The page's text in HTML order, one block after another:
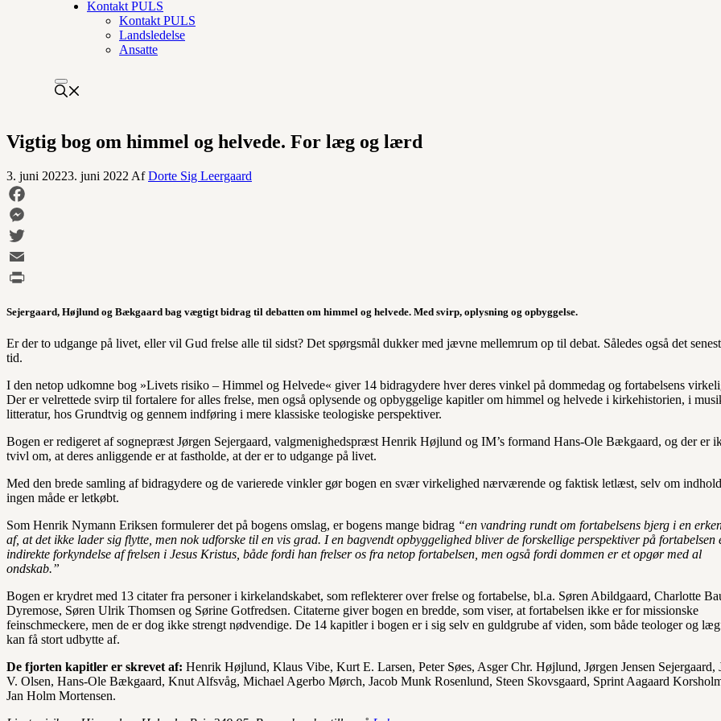
Kontakt PULS
Kontakt PULS
Landsledelse
Ansatte
Vigtig bog om himmel og helvede. For læg og lærd
3. juni 20223. juni 2022 AfDorte Sig Leergaard
Facebook
Messenger
Twitter
Email
Sejergaard, Højlund og Bækgaard bag vægtigt bidrag til debatten om himmel og helvede. Med svirp, oplysning og opbyggelse.
Er der to udgange på livet, eller vil Gud frelse alle til sidst? Det spørgsmål dukker med jævne mellemrum op til debat. Således også det
tid.
I den netop udkomne bog »Livets risiko – Himmel og Helvede« giver 14 bidragydere hver deres vinkel på dommedag og fortabelsens
Der er velrettede svirp til fortalere for alles frelse, men også oplysende og opbyggelige kapitler om himmel og helvede i kirkehistorien, i
litteratur, hos Grundtvig og gennem indføring i mere klassiske teologiske perspektiver.
Bogen er redigeret af sognepræst Jørgen Sejergaard, valgmenighedspræst Henrik Højlund og IM’s formand Hans-Ole Bækgaard, og der er
tvivl om, at deres anliggende er at fastholde, at der er to udgange på livet.
Med den brede samling af bidragydere og de varierede vinkler gør bogen en svær virkelighed nærværende og faktisk letlæst, selv om
ingen måde er letkøbt.
Som Henrik Nymann Eriksen formulerer det på bogens omslag, er bogens mange bidrag “en vandring rundt om fortabelsens bjerg i en
af, at det ikke lader sig flytte, men nok udforske til en vis grad. I en bagvendt opbyggelighed bliver de forskellige perspektiver på fortabelsen
indirekte forkyndelse af frelsen i Jesus Kristus, både fordi han frelser os fra netop fortabelsen, men også fordi dommen er et opgør med al
ondskab.”
Bogen er krydret med 13 citater fra personer i kirkelandskabet, som reflekterer over frelse og fortabelse, bl.a. Søren Abildgaard, Charlotte
Dyremose, Søren Ulrik Thomsen og Sørine Gotfredsen. Citaterne giver bogen en bredde, som viser, at fortabelsen ikke er for missionske
feinschmeckere, men de er dog ikke strengt nødvendige. De 14 kapitler i bogen er i sig selv en guldgrube af viden, som både teologer og
kan få stort udbytte af.
De fjorten kapitler er skrevet af: Henrik Højlund, Klaus Vibe, Kurt E. Larsen, Peter Søes, Asger Chr. Højlund, Jørgen Jensen Sejergaard,
V. Olsen, Hans-Ole Bækgaard, Knut Alfsvåg, Michael Agerbo Mørch, Jacob Munk Rosenlund, Steen Skovsgaard, Sprint Aagaard
Jan Holm Mortensen.